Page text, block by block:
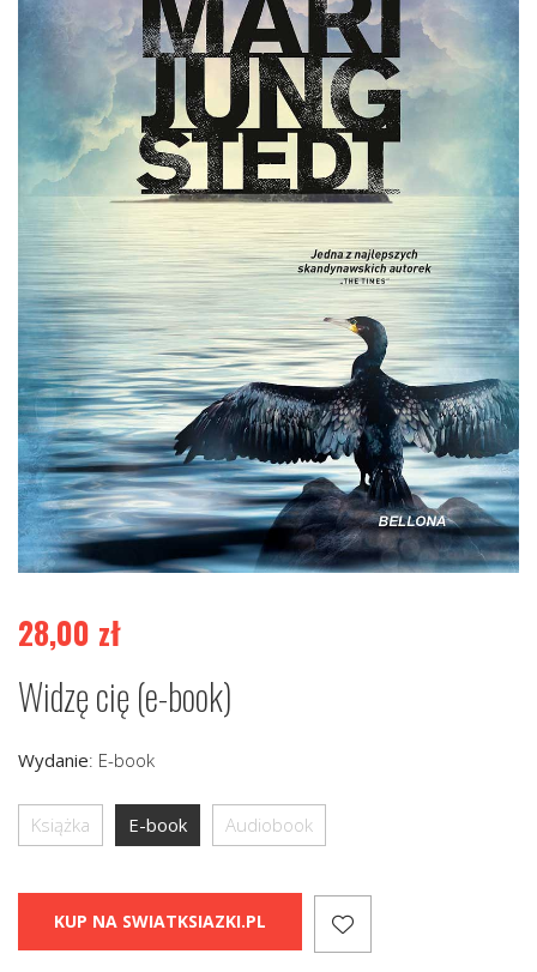
28,00 zł
Widzę cię (e-book)
Wydanie: E-book
Książka E-book Audiobook
KUP NA SWIATKSIAZKI.PL